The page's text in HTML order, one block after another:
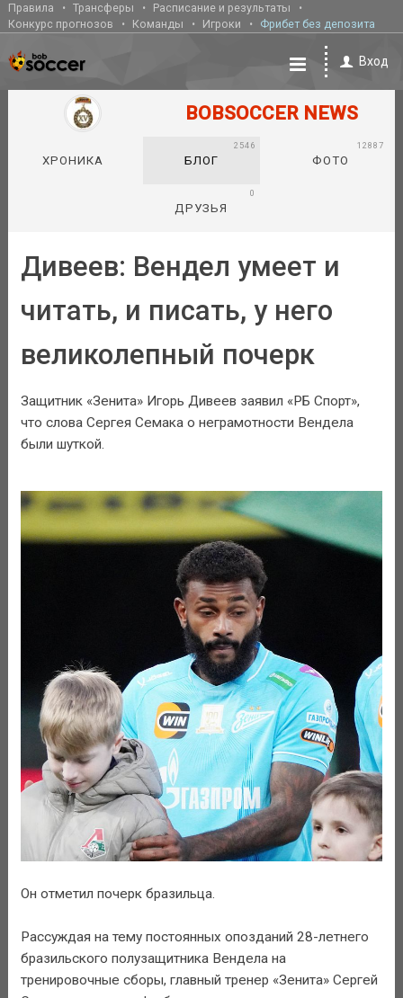
Правила Трансферы
Расписание и результаты
Конкурс прогнозов
Команды Игроки Фрибет без депозита
Вход
BOBSOCCER NEWS
ХРОНИКА БЛОГ
2546
ФОТО
12887
ДРУЗЬЯ
0
Дивеев: Вендел умеет и
читать, и писать, у него
великолепный почерк
Защитник «Зенита» Игорь Дивеев заявил «РБ Спорт»,
что слова Сергея Семака о неграмотности Вендела
были шуткой.
Он отметил почерк бразильца.
Рассуждая на тему постоянных опозданий 28-летнего
бразильского полузащитника Вендела на
тренировочные сборы, главный тренер «Зенита» Сергей